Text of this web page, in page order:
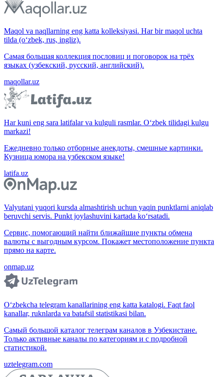
Maqol va naqllarning eng katta kolleksiyasi. Har bir maqol uchta
tilda (o‘zbek, rus, ingliz).
Самая большая коллекция пословиц и поговорок на трёх
языках (узбекский, русский, английский).
maqollar.uz
Har kuni eng sara latifalar va kulguli rasmlar. O‘zbek tilidagi kulgu
markazi!
Ежедневно только отборные анекдоты, смешные картинки.
Кузница юмора на узбекском языке!
latifa.uz
Valyutani yuqori kursda almashtirish uchun yaqin punktlarni aniqlab
beruvchi servis. Punkt joylashuvini kartada ko‘rsatadi.
Сервис, помогающий найти ближайшие пункты обмена
валюты с выгодным курсом. Покажет местоположение пункта
прямо на карте.
onmap.uz
O‘zbekcha telegram kanallarining eng katta katalogi. Faqt faol
kanallar, ruknlarda va batafsil statistikasi bilan.
Самый большой каталог телеграм каналов в Узбекистане.
Только активные каналы по категориям и с подробной
статистикой.
uztelegram.com